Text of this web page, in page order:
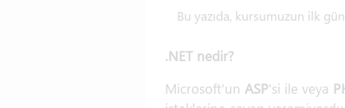
Bu yazıda, kursumuzun ilk
.NET nedir?
Microsoft'un ASP'si ile veya